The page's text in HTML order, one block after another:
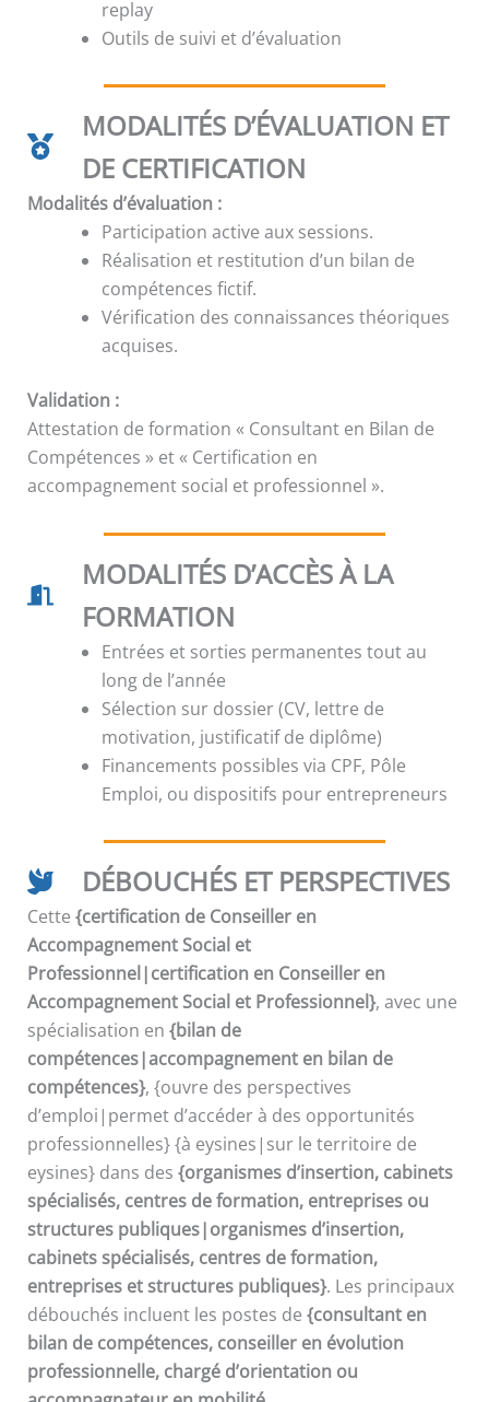
replay
Outils de suivi et d’évaluation
MODALITÉS D’ÉVALUATION ET
DE CERTIFICATION
Modalités d’évaluation :
Participation active aux sessions.
Réalisation et restitution d’un bilan de
compétences fictif.
Vérification des connaissances théoriques
acquises.
Validation :
Attestation de formation « Consultant en Bilan de
Compétences » et « Certification en
accompagnement social et professionnel ».
MODALITÉS D’ACCÈS À LA
FORMATION
Entrées et sorties permanentes tout au
long de l’année
Sélection sur dossier (CV, lettre de
motivation, justificatif de diplôme)
Financements possibles via CPF, Pôle
Emploi, ou dispositifs pour entrepreneurs
DÉBOUCHÉS ET PERSPECTIVES
Cette {certification de Conseiller en
Accompagnement Social et
Professionnel|certification en Conseiller en
Accompagnement Social et Professionnel}, avec une
spécialisation en {bilan de
compétences|accompagnement en bilan de
compétences}, {ouvre des perspectives
d’emploi|permet d’accéder à des opportunités
professionnelles} {à eysines|sur le territoire de
eysines} dans des {organismes d’insertion, cabinets
spécialisés, centres de formation, entreprises ou
structures publiques|organismes d’insertion,
cabinets spécialisés, centres de formation,
entreprises et structures publiques}. Les principaux
débouchés incluent les postes de {consultant en
bilan de compétences, conseiller en évolution
professionnelle, chargé d’orientation ou